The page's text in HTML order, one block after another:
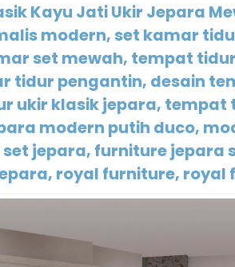
Kayu Jati Ukir Jepara
modern, set kamar
set mewah, tempat
tidur pengantin, desain
ukir klasik jepara,
modern putih duco,
jepara, furniture
royal furniture, royal